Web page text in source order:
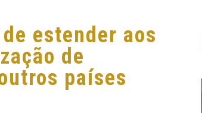
estender aos
de
países